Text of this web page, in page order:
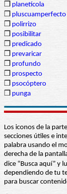
❒ planetícola
❒ pluscuamperfecto
❒ polirrizo
❒ posibilitar
❒ predicado
❒ prevaricar
❒ profundo
❒ prospecto
❒ psocóptero
❒ punga
Los iconos de la
secciones útiles e
palabra usando el
derecha de la
dice “Busca aquí” y
dependiendo de tu
para buscar